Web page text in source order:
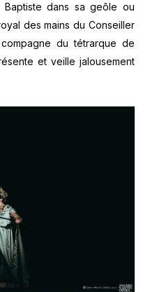
Baptiste dans sa geôle ou
des mains du Conseiller
du tétrarque de
et veille jalousement